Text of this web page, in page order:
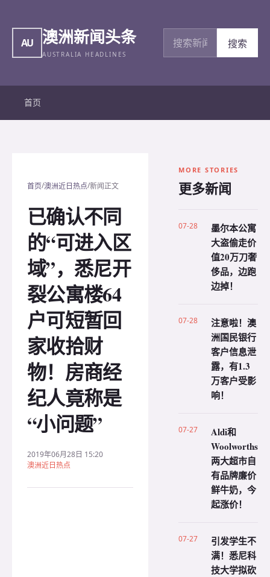
AU 澳洲新闻头条
AUSTRALIA HEADLINES
搜索新闻
搜索
首页
首页/澳洲近日热点/新闻正文
已确认不同
的“可进入区
域”，悉尼开
裂公寓楼64
户可短暂回
家收拾财
物！房商经
纪人竟称是
“小问题”
2019年06月28日 15:20
澳洲近日热点
MORE STORIES
更多新闻
07-28
墨尔本公寓
大盗偷走价
值20万刀奢
侈品，边跑
边掉！
07-28
注意啦！澳
洲国民银行
客户信息泄
露，有1.3
万客户受影
响！
07-27
Aldi和
Woolworths
两大超市自
有品牌廉价
鲜牛奶，今
起涨价！
07-27
引发学生不
满！悉尼科
技大学拟砍